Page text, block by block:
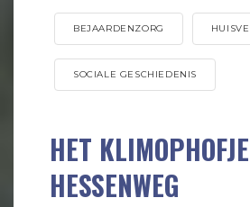
BEJAARDENZORG
SOCIALE GESCHIEDENIS
HET
HESSENWEG